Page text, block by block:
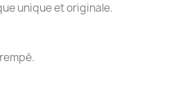
unique et originale.